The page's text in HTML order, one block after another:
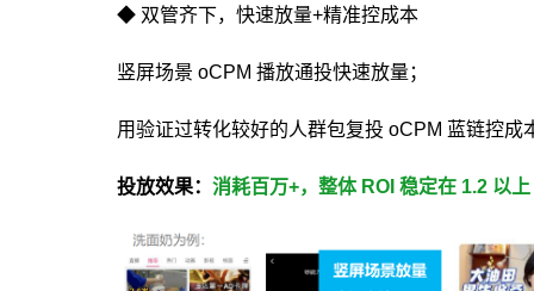
◆ 双管齐下，快速放量+精准控成本
竖屏场景 oCPM 播放通投快速放量；
用验证过转化较好的人群包复投 oCPM 蓝链控成
投放效果： 消耗百万+，整体 ROI 稳定在 1.2 以上